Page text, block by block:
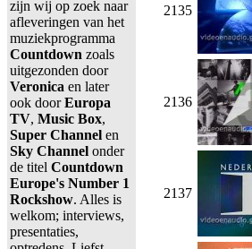
zijn wij op zoek naar
afleveringen van het
muziekprogramma
Countdown zoals
uitgezonden door
Veronica en later
ook doorEuropa
TV, Music Box,
Super Channel en
Sky Channel onder
de titel Countdown
Europe's Number 1
Rockshow. Alles is
welkom; interviews,
presentaties,
2135
2136
2137